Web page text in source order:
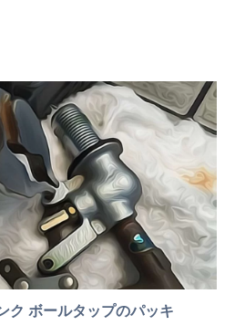
ク ボールタップのパッキ